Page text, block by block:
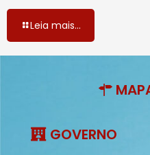
Leia mais...
GOVERNO